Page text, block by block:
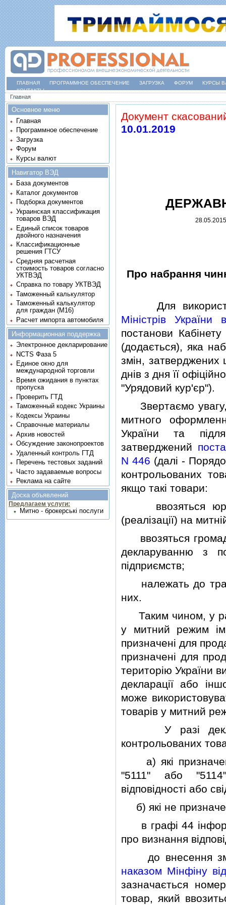
ГЛАВНАЯ ПРОГРАММНОЕ ОБЕСПЕЧЕНИЕ ЗАГРУЗКА ФОРУМ
КУРСЫ
КОНТАКТЫ
Вы здесь
Главная
Документ
10.01.2019
28.05.2015
Про набрання
Для
Мiнiстрiв України
постанови
(додається), яка
змiн, затверджених
днiв з дня її
"Урядовий кур'єр").
Звертаємо увагу,
митного
України та
затверджений
N 446 (далi -
контрольованих
якщо такi товари:
ввозяться
(реалiзацiї) на
ввозяться
декларуванню з
пiдприємств;
належать до
них.
Таким чином, у
у митний режим
призначенi для
призначенi для
територiю України
декларацiї або
може
товарiв у митний
У разi
контрольованих
а) якi
"5111" або
вiдповiдностi або
б) якi не
в графi 44
про визнання
до внесення змiн
наказом Мiнфiну
зазначається
товар, який
Основное меню
Главная
Программное обеспечение
Загрузка
Форум
Курсы валют
Навигатор ВЭД
База документов
Каталог документов
Подборка документов
Украинская классификация
товаров ВЭД
Единый список товаров
двойного назначения
Классификационные
решения ГТСУ
Средняя расчетная
стоимость товаров согласно
УКТВЭД
Справка по товару УКТВЭД
Таможенный калькулятор
Таможенный калькулятор
для граждан (M16)
Расчет импорта автомобиля
Информационная поддержка
Электронное декларирование
NCTS Фаза 5
Единое окно для
международной торговли
Время ожидания в пунктах
пропуска
Проверить ГТД
Таможенный кодекс Украины
Кодексы Украины
Справочные материалы
Архив новостей
Обсуждение законопроектов
Удаленный контроль ГТД
Перечень тестовых заданий
Часто задаваемые вопросы
Реклама на сайте
Доска объявлений
Предлагаем услуги:
Митно - брокерські послуги